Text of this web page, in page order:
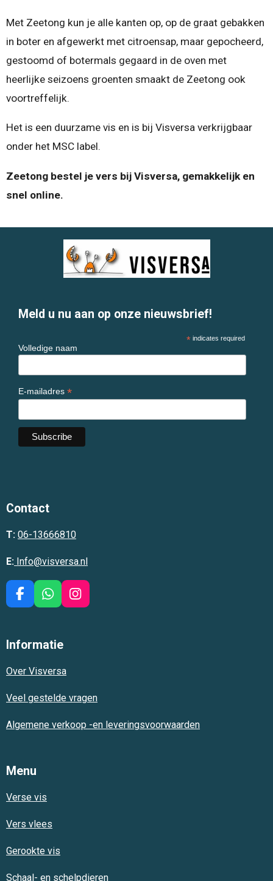
Met Zeetong kun je alle kanten op, op de graat gebakken
in boter en afgewerkt met citroensap, maar gepocheerd,
gestoomd of botermals gegaard in de oven met
heerlijke seizoens groenten smaakt de Zeetong ook
voortreffelijk.
Het is een duurzame vis en is bij Visversa verkrijgbaar
onder het MSC label.
Zeetong bestel je vers bij Visversa, gemakkelijk en
snel online.
Meld u nu aan op onze nieuwsbrief!
* indicates required
Volledige naam
E-mailadres *
Contact
T: 06-13666810
E: Info@visversa.nl
F
a
b
o
W
h
s
p
I
n
m
Informatie
Over Visversa
Veel gestelde vragen
Algemene verkoop -en leveringsvoorwaarden
Menu
Verse vis
Vers vlees
Gerookte vis
Schaal- en schelpdieren